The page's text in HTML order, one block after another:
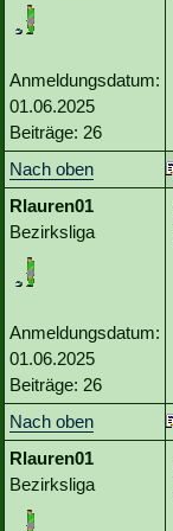
Anmeldungsdatum:
01.06.2025
Beiträge: 26
Nach oben
Rlauren01
Bezirksliga
Anmeldungsdatum:
01.06.2025
Beiträge: 26
Nach oben
Rlauren01
Bezirksliga